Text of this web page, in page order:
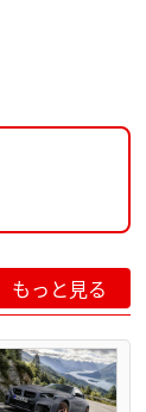
もっと見る